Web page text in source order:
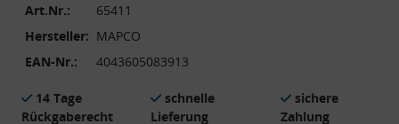
Art.Nr.:
65411
Hersteller: MAPCO
EAN-Nr.:
4043605083913
14 Tage
Rückgaberecht
schnelle
Lieferung
sichere
Zahlung